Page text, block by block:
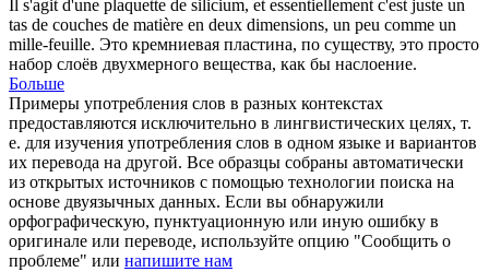
Il s'agit d'une plaquette de silicium, et essentiellement c'est juste un
tas de couches de matière en deux dimensions, un peu comme un
mille-feuille. Это кремниевая пластина, по существу, это просто
набор слоёв двухмерного вещества, как бы наслоение.
Больше
Примеры употребления слов в разных контекстах
предоставляются исключительно в лингвистических целях, т.
е. для изучения употребления слов в одном языке и вариантов
их перевода на другой. Все образцы собраны автоматически
из открытых источников с помощью технологии поиска на
основе двуязычных данных. Если вы обнаружили
орфографическую, пунктуационную или иную ошибку в
оригинале или переводе, используйте опцию "Сообщить о
проблеме" или напишите нам